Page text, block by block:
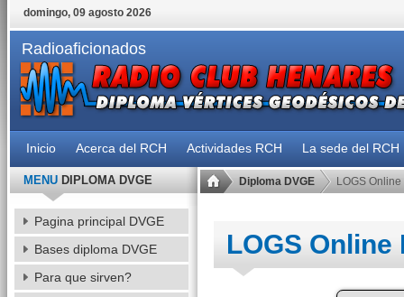
domingo, 09 agosto 2026
Radioaficionados
Inicio Acerca del RCH Actividades RCH La sede del RCH
Diploma DVGE LOGS Online
LOGS Online
MENUDIPLOMA DVGE
Pagina principal DVGE
Bases diploma DVGE
Para que sirven?